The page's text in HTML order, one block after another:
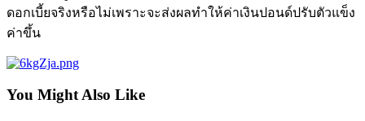
ดอกเบี้ยจริงหรือไม่เพราะจะส่งผลทำให้ค่าเงินปอนด์ปรับตัวแข็ง
ค่าขึ้น
You Might Also Like